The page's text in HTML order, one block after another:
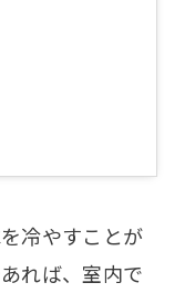
冷やすことが
れば、室内で